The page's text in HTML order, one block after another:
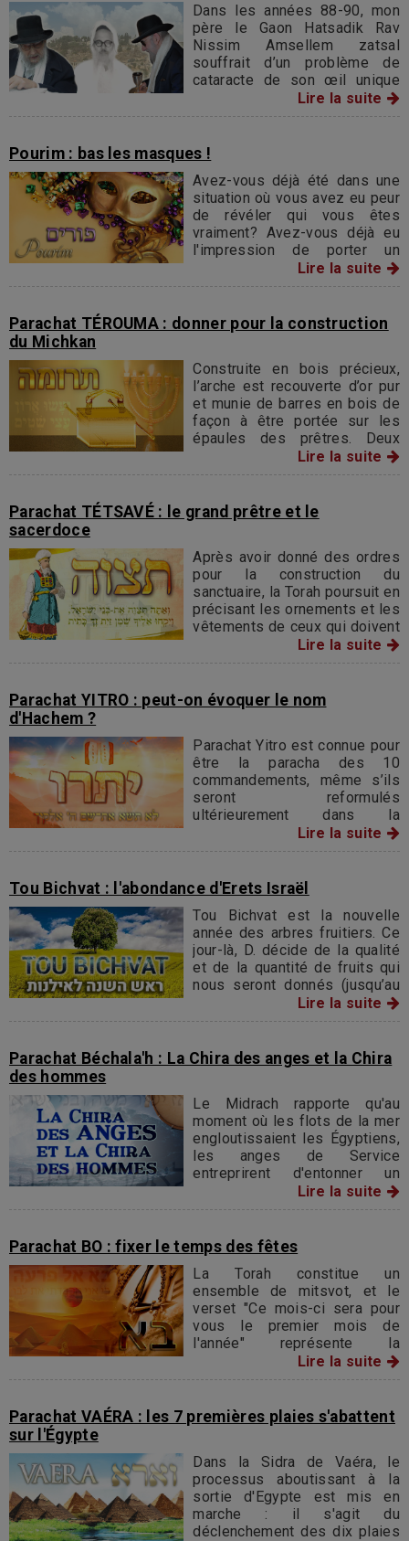
Dans les années 88-90, mon
père le Gaon Hatsadik Rav
Nissim Amsellem zatsal
souffrait d’un problème de
cataracte de son œil unique
(cet œil unique ayant déjà été
opéré avec succès d’un grave
1968).
Lire la suite
Pourim : bas les masques !
Avez-vous déjà été dans une
situation où vous avez eu peur
de révéler qui vous êtes
vraiment? Avez-vous déjà eu
l'impression de porter un
Lire la suite
Parachat TÉROUMA : donner pour la construction
du Michkan
Construite en bois précieux,
l’arche est recouverte d’or pur
et munie de barres en bois de
façon à être portée sur les
épaules des prêtres. Deux
chérubins d’or sculptés en
relief sur le couvercle de
protectrices...
Lire la suite
Parachat TÉTSAVÉ : le grand prêtre et le
sacerdoce
Après avoir donné des ordres
pour la construction du
sanctuaire, la Torah poursuit en
précisant les ornements et les
vêtements de ceux qui doivent
le gérer en étant d'une façon
permanente à son service.
Lire la suite
Parachat YITRO : peut-on évoquer le nom
d'Hachem ?
Parachat Yitro est connue pour
être la paracha des 10
commandements, même s’ils
seront reformulés
ultérieurement dans la
parachat Vaét'hanane. Yitro,
rejoint Israël avec l’épouse et
Rabbénou. Les commentateurs
expliquent qu’il se convertit
alors au judaïsme.
Lire la suite
Tou Bichvat : l'abondance d'Erets Israël
Tou Bichvat est la nouvelle
année des arbres fruitiers. Ce
jour-là, D. décide de la qualité
et de la quantité de fruits qui
nous seront donnés (jusqu’au
Tou bichvat de l’année
suivante).
Lire la suite
Parachat Béchala'h : La Chira des anges et la Chira
des hommes
Le Midrach rapporte qu'au
moment où les flots de la mer
engloutissaient les Égyptiens,
les anges de Service
entreprirent d'entonner un
cantique de louange en
l'honneur de l'Éternel.
Lire la suite
Parachat BO : fixer le temps des fêtes
La Torah constitue un
ensemble de mitsvot, et le
verset "Ce mois-ci sera pour
vous le premier mois de
l'année" représente la
première mitsva que les
enfants d'Israël ont reçue en
débute la grande aventure de
la sortie d'Égypte.
Lire la suite
Parachat VAÉRA : les 7 premières plaies s'abattent
sur l'Égypte
Dans la Sidra de Vaéra, le
processus aboutissant à la
sortie d'Egypte est mis en
marche : il s'agit du
déclenchement des dix plaies